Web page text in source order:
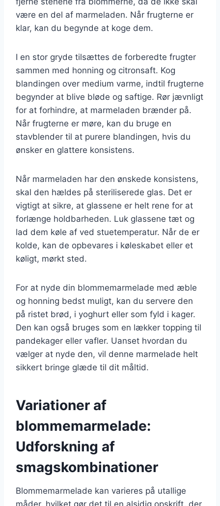
være en del af marmeladen. Når frugterne er
klar, kan du begynde at koge dem.
I en stor gryde tilsættes de forberedte frugter
sammen med honning og citronsaft. Kog
blandingen over medium varme, indtil frugterne
begynder at blive bløde og saftige. Rør jævnligt
for at forhindre, at marmeladen brænder på.
Når frugterne er møre, kan du bruge en
stavblender til at purere blandingen, hvis du
ønsker en glattere konsistens.
Når marmeladen har den ønskede konsistens,
skal den hældes på steriliserede glas. Det er
vigtigt at sikre, at glassene er helt rene for at
forlænge holdbarheden. Luk glassene tæt og
lad dem køle af ved stuetemperatur. Når de er
kolde, kan de opbevares i køleskabet eller et
køligt, mørkt sted.
For at nyde din blommemarmelade med æble
og honning bedst muligt, kan du servere den
på ristet brød, i yoghurt eller som fyld i kager.
Den kan også bruges som en lækker topping til
pandekager eller vafler. Uanset hvordan du
vælger at nyde den, vil denne marmelade helt
sikkert bringe glæde til dit måltid.
Variationer af
blommemarmelade:
Udforskning af
smagskombinationer
Blommemarmelade kan varieres på utallige
måder, hvilket gør det til en alsidig opskrift, der